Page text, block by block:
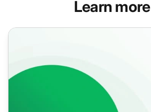
Learn more
呼叫按钮功能